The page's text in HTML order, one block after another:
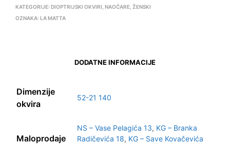
KATEGORIJE: DIOPTRIJSKI OKVIRI NAOČARE ŽENSKI
OZNAKA: LA MATTA
DODATNE INFORMACIJE
Dimenzije
okvira
52-21 140
Maloprodaje
NS – Vase Pelagića 13, KG – Branka
Radičevića 18, KG – Save Kovačevića